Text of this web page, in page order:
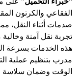
الفقاعي والكرتون
صدمات أثناء النقل،
تجربة نقل آمنة وخالية
هذه الخدمات بسرعة
مدرب بتنظيم عملية
الوقت وضمان سلاسة